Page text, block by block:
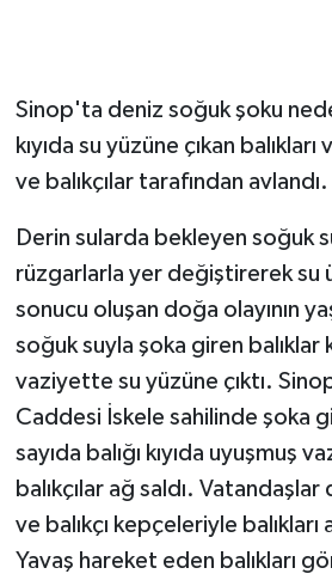
Sinop'ta deniz soğuk şoku
kıyıda su yüzüne çıkan
ve balıkçılar tarafından avlandı.
Derin sularda bekleyen soğuk
rüzgarlarla yer değiştirerek su
sonucu oluşan doğa olayının
soğuk suyla şoka giren balıklar
vaziyette su yüzüne çıktı.
Caddesi İskele sahilinde şoka
sayıda balığı kıyıda uyuşmuş
balıkçılar ağ saldı. Vatandaşlar
ve balıkçı kepçeleriyle balıkları
Yavaş hareket eden balıkları